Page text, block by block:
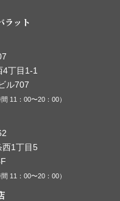
ラット
丁目1-1
ル707
間 11：00〜20：00）
1丁目5
間 11：00〜20：00）